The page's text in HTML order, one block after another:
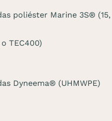
poliéster Marine 3S® (15,
TEC400)
Dyneema® (UHMWPE)